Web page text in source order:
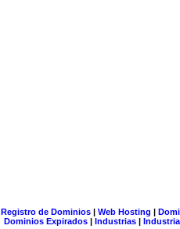
Registro de Dominios| Web Hosting |
Dominios Expirados | Industrias |